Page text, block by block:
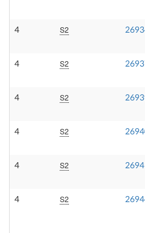
4 S2
4 S2
4 S2
4 S2
4 S2
4 S2